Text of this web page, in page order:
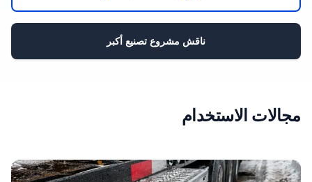
ناقش مشروع تصنيع أكبر
مجالات الاستخدام